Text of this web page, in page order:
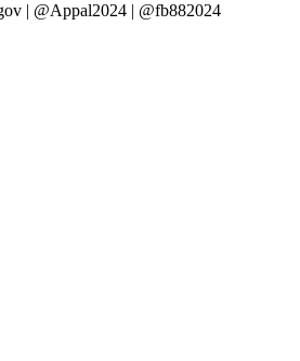
| @Appal2024 | @fb882024